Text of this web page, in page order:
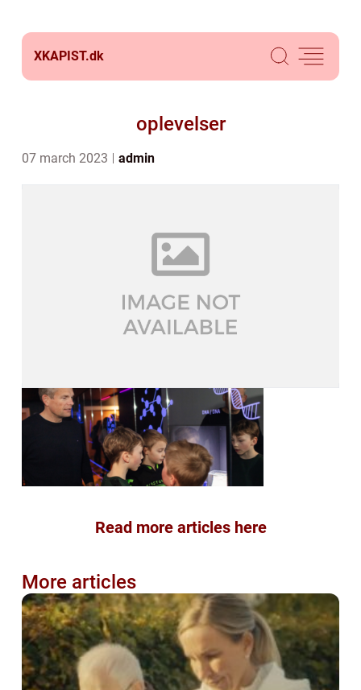
XKAPIST.dk
oplevelser
07 march 2023 admin
Read more articles here
More articles